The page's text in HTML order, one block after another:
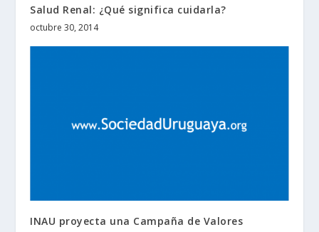
Salud Renal: ¿Qué significa cuidarla?
octubre 30, 2014
INAU proyecta una Campaña de Valores